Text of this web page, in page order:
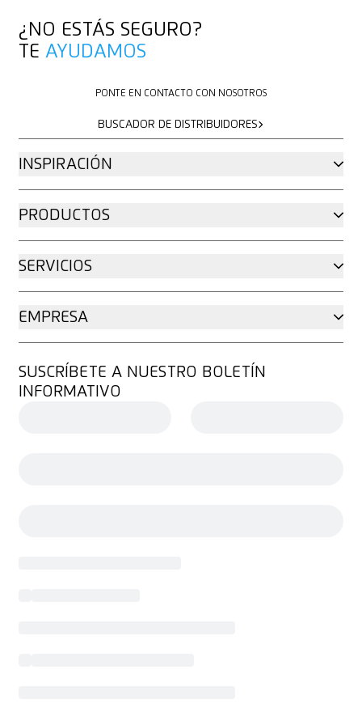
¿NO ESTÁS SEGURO?
TE AYUDAMOS
PONTE EN CONTACTO CON NOSOTROS
BUSCADOR DE DISTRIBUIDORES
INSPIRACIÓN
PRODUCTOS
SERVICIOS
EMPRESA
SUSCRÍBETE A NUESTRO BOLETÍN
INFORMATIVO